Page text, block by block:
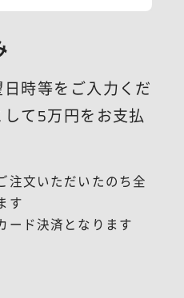
時等をご入力くだ
て5万円をお支払
注文いただいたのち全
す
ード決済となります